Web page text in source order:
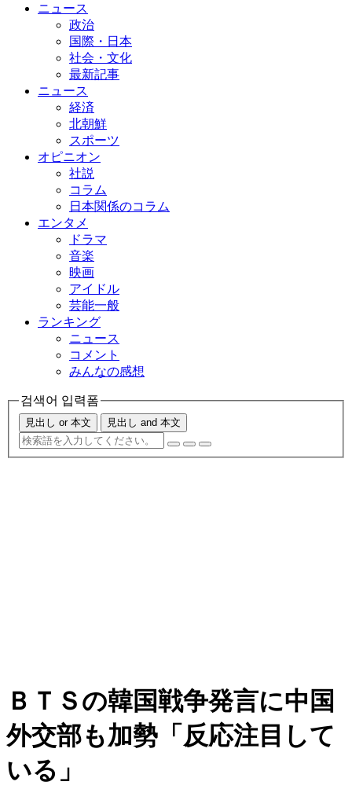
ニュース
政治
国際・日本
社会・文化
最新記事
ニュース
経済
北朝鮮
スポーツ
オピニオン
社説
コラム
日本関係のコラム
エンタメ
ドラマ
音楽
映画
アイドル
芸能一般
ランキング
ニュース
コメント
みんなの感想
검색어 입력폼
見出し or 本文 見出し and 本文
ＢＴＳの韓国戦争発言に中国
外交部も加勢「反応注目して
いる」